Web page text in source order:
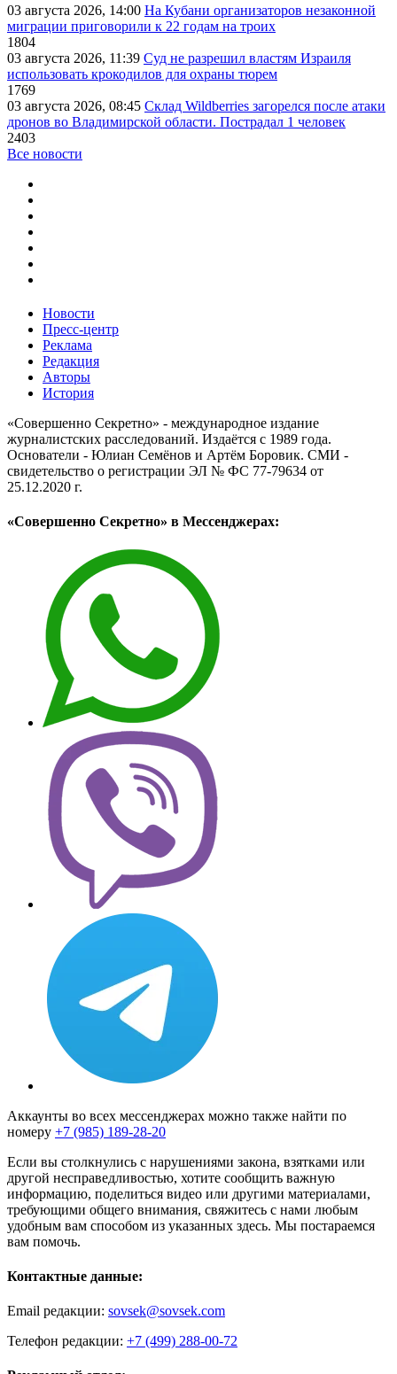
03 августа 2026, 14:00 На Кубани организаторов незаконной
миграции приговорили к 22 годам на троих
1804
03 августа 2026, 11:39 Суд не разрешил властям Израиля
использовать крокодилов для охраны тюрем
1769
03 августа 2026, 08:45 Склад Wildberries загорелся после атаки
дронов во Владимирской области. Пострадал 1 человек
2403
Все новости
Новости
Пресс-центр
Реклама
Редакция
Авторы
История
«Совершенно Секретно» - международное издание
журналистских расследований. Издаётся с 1989 года.
Основатели - Юлиан Семёнов и Артём Боровик. CМИ -
свидетельство о регистрации ЭЛ № ФС 77-79634 от
25.12.2020 г.
«Совершенно Секретно» в Мессенджерах:
Аккаунты во всех мессенджерах можно также найти по
номеру +7 (985) 189-28-20
Если вы столкнулись с нарушениями закона, взятками или
другой несправедливостью, хотите сообщить важную
информацию, поделиться видео или другими материалами,
требующими общего внимания, свяжитесь с нами любым
удобным вам способом из указанных здесь. Мы постараемся
вам помочь.
Контактные данные:
Email редакции: sovsek@sovsek.com
Телефон редакции: +7 (499) 288-00-72